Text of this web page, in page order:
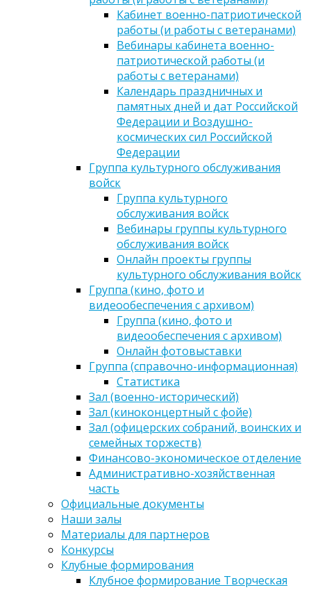
Кабинет военно-патриотической
работы (и работы с ветеранами)
Вебинары кабинета военно-
патриотической работы (и
работы с ветеранами)
Календарь праздничных и
памятных дней и дат Российской
Федерации и Воздушно-
космических сил Российской
Федерации
Группа культурного обслуживания
войск
Группа культурного
обслуживания войск
Вебинары группы культурного
обслуживания войск
Онлайн проекты группы
культурного обслуживания войск
Группа (кино, фото и
видеообеспечения с архивом)
Группа (кино, фото и
видеообеспечения с архивом)
Онлайн фотовыставки
Группа (справочно-информационная)
Статистика
Зал (военно-исторический)
Зал (киноконцертный с фойе)
Зал (офицерских собраний, воинских и
семейных торжеств)
Финансово-экономическое отделение
Административно-хозяйственная
часть
Официальные документы
Наши залы
Материалы для партнеров
Конкурсы
Клубные формирования
Клубное формирование Творческая